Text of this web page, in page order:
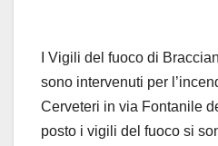
I Vigili del fuoco di
sono intervenuti per
Cerveteri in via Fontanile
posto i vigili del fuoco si